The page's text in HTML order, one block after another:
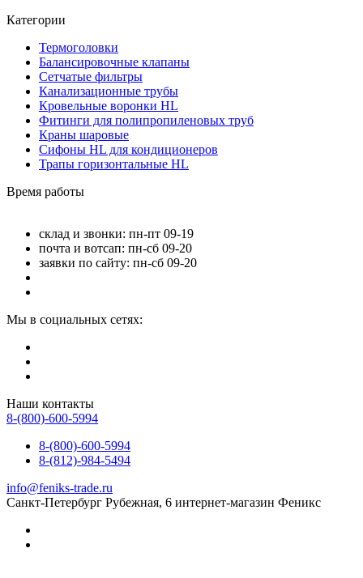
Категории
Термоголовки
Балансировочные клапаны
Сетчатые фильтры
Канализационные трубы
Кровельные воронки HL
Фитинги для полипропиленовых труб
Краны шаровые
Сифоны HL для кондиционеров
Трапы горизонтальные HL
Время работы
склад и звонки: пн-пт 09-19
почта и вотсап: пн-сб 09-20
заявки по сайту: пн-сб 09-20
Мы в социальных сетях:
Наши контакты
8-(800)-600-5994
8-(800)-600-5994
8-(812)-984-5494
info@feniks-trade.ru
Санкт-Петербург Рубежная, 6 интернет-магазин Феникс